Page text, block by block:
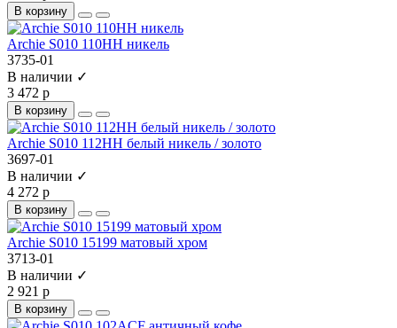
В корзину
Archie S010 110HH никель
3735-01
В наличии ✓
3 472 р
В корзину
Archie S010 112HH белый никель / золото
3697-01
В наличии ✓
4 272 р
В корзину
Archie S010 15199 матовый хром
3713-01
В наличии ✓
2 921 р
В корзину